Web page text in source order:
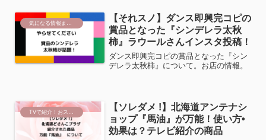
【それスノ】ダンス即興完コピの
賞品となった『シンデレラ太秋
柿』ラウールさんインスタ投稿！
ダンス即興完コピの賞品となった『シン
デレラ太秋柿』について。お店の情報。
【ソレダメ !】北海道アンテナシ
ョップ『馬油』が万能！使い方•
効果は？テレビ紹介の商品